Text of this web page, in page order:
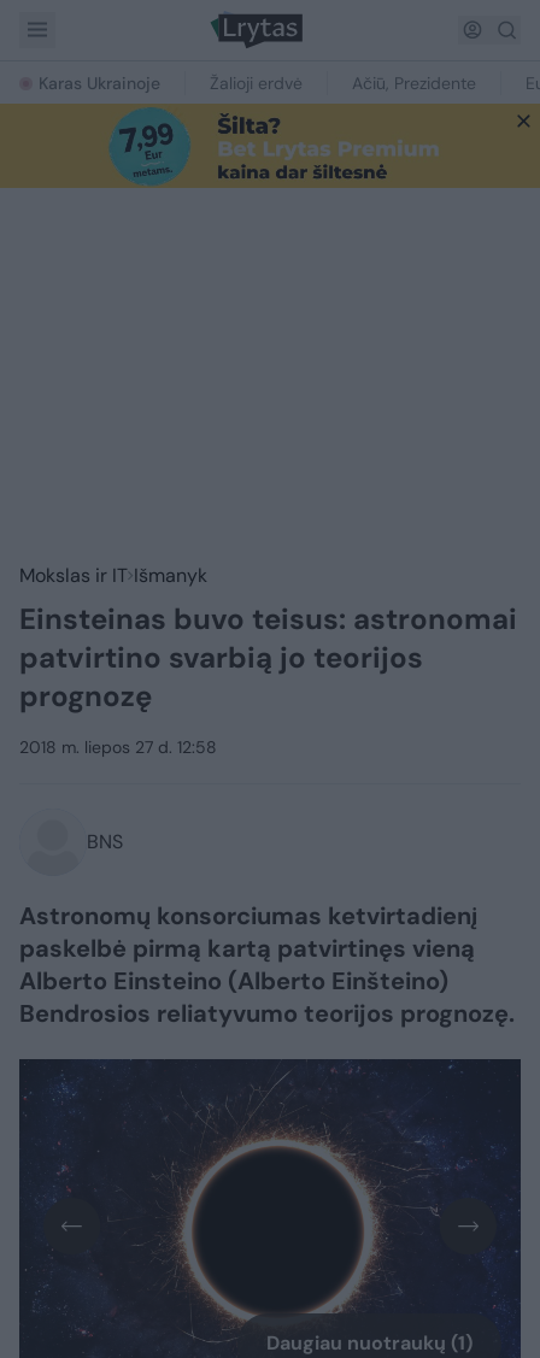
Karas Ukrainoje Žalioji erdvė Ačiū, Prezidente
Mokslas ir IT Išmanyk
Einsteinas buvo teisus: astronomai
patvirtino svarbią jo teorijos
prognozę
2018 m. liepos 27 d. 12:58
BNS
Astronomų konsorciumas ketvirtadienį
paskelbė pirmą kartą patvirtinęs vieną
Alberto Einsteino (Alberto Einšteino)
Bendrosios reliatyvumo teorijos prognozę.
Daugiau nuotraukų (1)